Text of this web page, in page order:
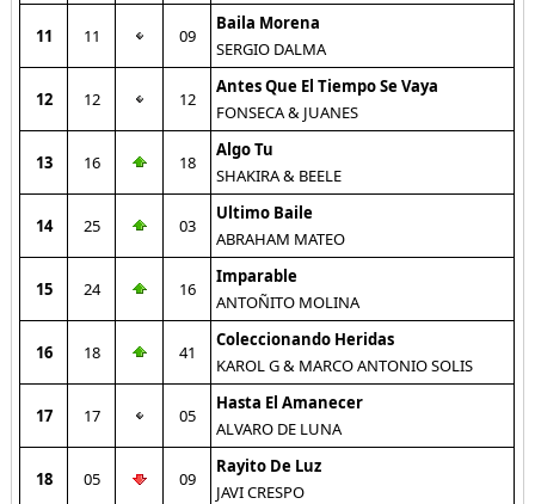
11 11 09
Baila Morena
SERGIO DALMA
12 12 12
Antes Que El Tiempo Se Vaya
FONSECA & JUANES
13 16 18
Algo Tu
SHAKIRA & BEELE
14 25 03
Ultimo Baile
ABRAHAM MATEO
15 24 16
Imparable
ANTOÑITO MOLINA
16 18 41
Coleccionando Heridas
KAROL G & MARCO ANTONIO SOLIS
17 17 05
Hasta El Amanecer
ALVARO DE LUNA
18 05 09
Rayito De Luz
JAVI CRESPO